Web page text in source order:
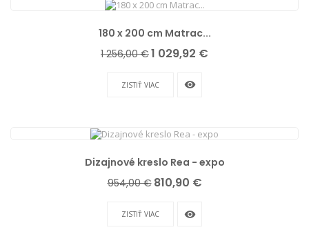
180 x 200 cm Matrac...
Základná
1 256,00 €Cena
1 029,92 €
ZISTIŤ VIAC remove_red_eye
Dizajnové kreslo Rea - expo
Základná
954,00 € Cena
810,90 €
ZISTIŤ VIAC remove_red_eye